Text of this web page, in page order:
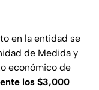
en la entidad se
de Medida y
económico de
los $3,000